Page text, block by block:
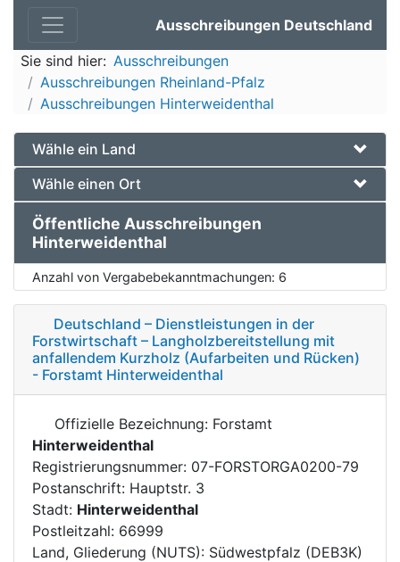
Ausschreibungen Deutschland
Sie sind hier: Ausschreibungen
Ausschreibungen Rheinland-Pfalz
Ausschreibungen Hinterweidenthal
Wähle ein Land
Wähle einen Ort
Öffentliche Ausschreibungen
Hinterweidenthal
Anzahl von Vergabebekanntmachungen: 6
Deutschland – Dienstleistungen in der
Forstwirtschaft – Langholzbereitstellung mit
anfallendem Kurzholz (Aufarbeiten und Rücken)
- Forstamt Hinterweidenthal
Offizielle Bezeichnung: Forstamt
Hinterweidenthal
Registrierungsnummer: 07-FORSTORGA0200-79
Postanschrift: Hauptstr. 3
Stadt: Hinterweidenthal
Postleitzahl: 66999
Land, Gliederung (NUTS): Südwestpfalz (DEB3K)